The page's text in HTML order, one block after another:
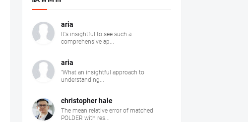
aria
It's insightful to see such a
comprehensive ap...
aria
"What an insightful approach to
understanding...
christopher hale
The mean relative error of matched
POLDER with res...